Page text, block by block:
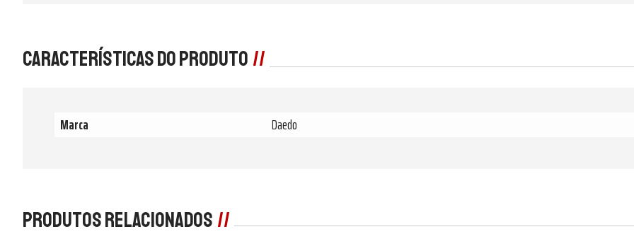
Características do produto
Marca Daedo
Produtos Relacionados